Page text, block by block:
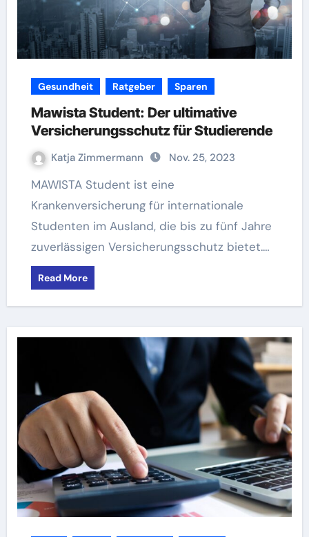
Gesundheit Ratgeber Sparen
Mawista Student: Der ultimative
Versicherungsschutz für Studierende
Katja Zimmermann Nov. 25, 2023
MAWISTA Student ist eine
Krankenversicherung für internationale
Studenten im Ausland, die bis zu fünf Jahre
zuverlässigen Versicherungsschutz bietet.…
Read More